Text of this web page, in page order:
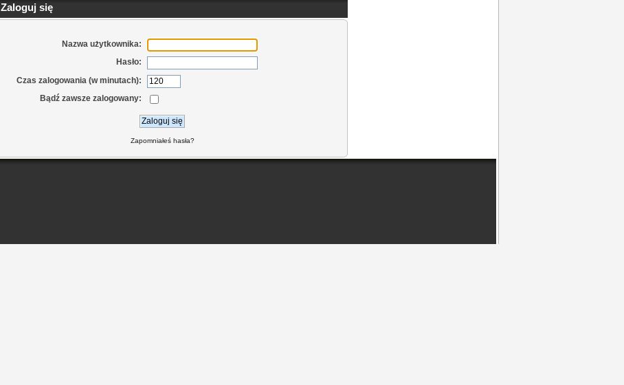
Zaloguj się
Nazwa użytkownika:
Hasło:
Czas zalogowania (w minutach):
Bądź zawsze zalogowany:
Zapomniałeś hasła?